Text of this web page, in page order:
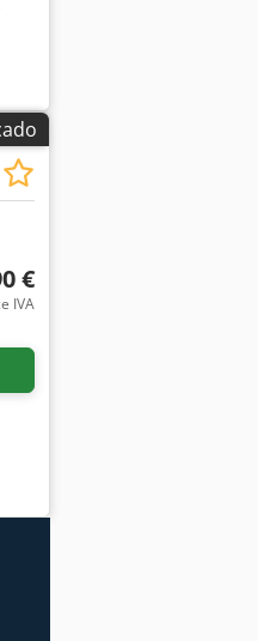
€
IVA